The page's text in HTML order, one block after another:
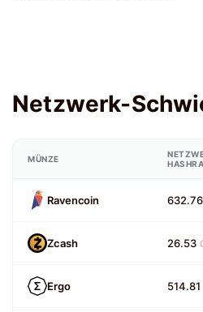
Netzwerk-
MÜNZE
Ravencoin 632.76
Zcash 26.53
Ergo 514.81